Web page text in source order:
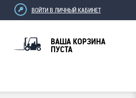
ВОЙТИ В ЛИЧНЫЙ КАБИНЕТ
ВАША КОРЗИНА
ПУСТА